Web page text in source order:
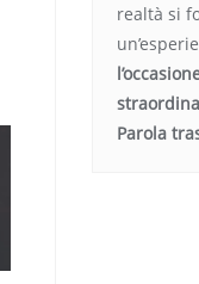
realtà si
Parola